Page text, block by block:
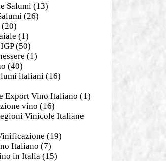
Salumi (13)
(26)
(20)
(1)
(50)
(1)
(40)
italiani (16)
Export Vino Italiano (1)
vino (16)
Vinicole Italiane
(19)
Italiano (7)
in Italia (15)